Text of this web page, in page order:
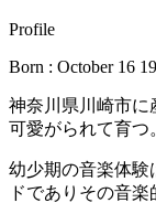
Profile
Born : October 16
神奈川県川崎市に
可愛がられて育つ
幼少期の音楽体験
ドでありその音